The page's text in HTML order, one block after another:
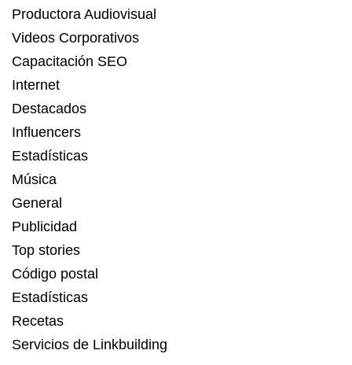
Productora Audiovisual
Videos Corporativos
Capacitación SEO
Internet
Destacados
Influencers
Estadísticas
Música
General
Publicidad
Top stories
Código postal
Estadísticas
Recetas
Servicios de Linkbuilding